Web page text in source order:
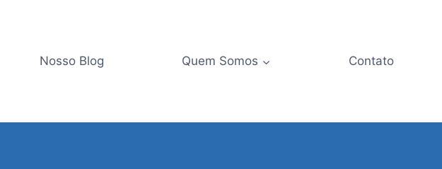
Nosso Blog Quem Somos Contato